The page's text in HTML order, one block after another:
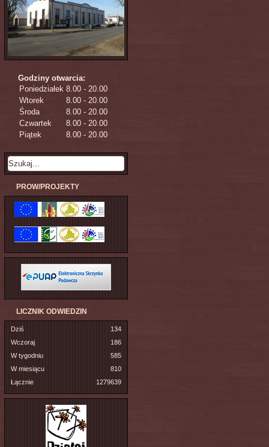
Godziny otwarcia:
Poniedziałek 8.00 - 20.00
Wtorek
8.00 - 20.00
Środa
8.00 - 20.00
Czwartek
8.00 - 20.00
Piątek
8.00 - 20.00
PROW/PROJEKTY
LICZNIK ODWIEDZIN
Dziś
134
Wczoraj
186
W tygodniu
585
W miesiącu
810
Łącznie
1279639